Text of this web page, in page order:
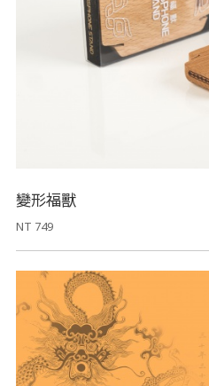
變形福獸
NT 749